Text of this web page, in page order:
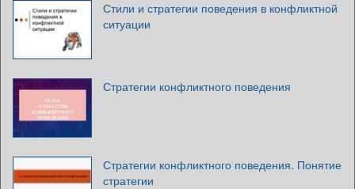
Стили и стратегии поведения в конфликтной
ситуации
Стратегии конфликтного поведения
Стратегии конфликтного поведения. Понятие
стратегии